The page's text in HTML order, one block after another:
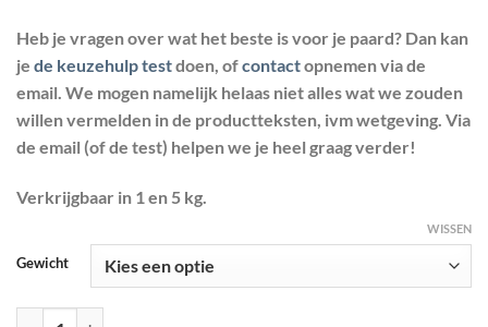
Heb je vragen over wat het beste is voor je paard? Dan kan
je de keuzehulp testdoen, ofcontactopnemen via de
email. We mogen namelijk helaas niet alles wat we zouden
willen vermelden in de productteksten, ivm wetgeving. Via
de email (of de test) helpen we je heel graag verder!
Verkrijgbaar in 1 en 5 kg.
Gewicht
WISSEN